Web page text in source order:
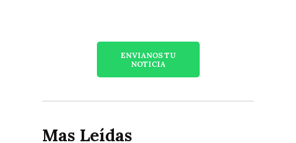
ENVIANOS TU
NOTICIA
Mas Leídas